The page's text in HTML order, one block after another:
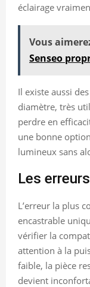
éclairage
Vous
Senseo
Il existe aussi
diamètre, très
perdre en
une bonne
lumineux sans
Les
L’erreur la plus
encastrable
vérifier la
attention à la
faible, la pièce
devient